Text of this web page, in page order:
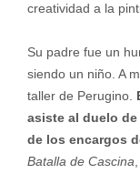
creatividad a la
Su padre fue un
siendo un niño. A
taller de Perugino.
asiste al duelo
de los encargos
Batalla de Cascina